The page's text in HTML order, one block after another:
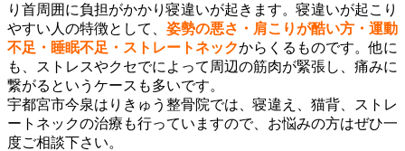
り首周囲に負担がかかり寝違いが起きます。寝違いが起こり
やすい人の特徴として、 姿勢の悪さ・肩こりが酷い方・運動
不足・睡眠不足 ・ストレートネックからくるものです。他に
も、ストレスやクセでによって周辺の筋肉が緊張し、痛みに
繋がるというケースも多いです。
宇都宮市今泉はりきゅう整骨院では、寝違え、猫背、ストレ
ートネックの治療も行っていますので、お悩みの方はぜひ一
度ご相談下さい。